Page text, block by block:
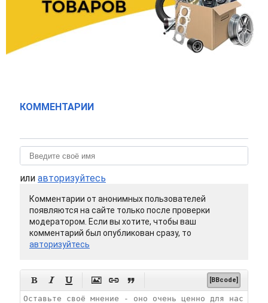
КОММЕНТАРИИ
или авторизуйтесь
Комментарии от анонимных пользователей
появляются на сайте только после проверки
модератором. Если вы хотите, чтобы ваш
комментарий был опубликован сразу, то
авторизуйтесь
      [BBcode]